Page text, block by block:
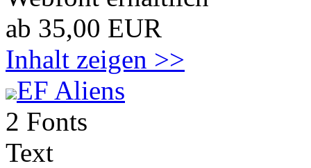
ab 35,00 EUR
Inhalt zeigen >>
EF Aliens
2 Fonts
Text